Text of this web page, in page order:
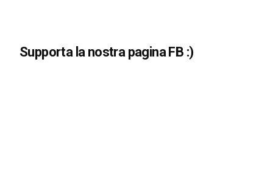
Supporta la nostra pagina FB :)